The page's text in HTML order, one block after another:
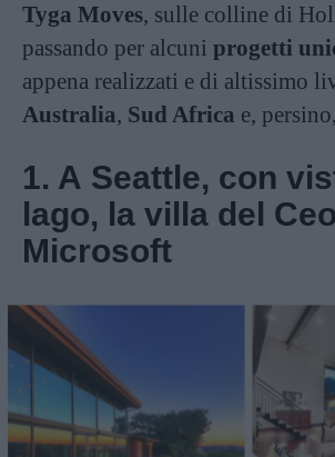
Tyga Moves, sulle colline di
passando per alcuni progetti
appena realizzati e di altissimo
Australia, Sud Africa e, persino,
1. A Seattle, con
lago, la villa del
Microsoft